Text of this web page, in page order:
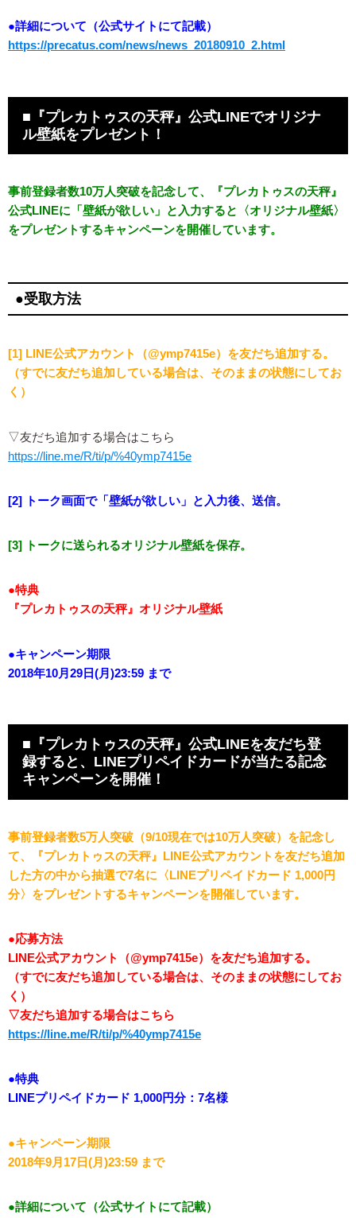
●詳細について（公式サイトにて記載）
https://precatus.com/news/news_20180910_2.html
■『プレカトゥスの天秤』公式LINEでオリジナ
ル壁紙をプレゼント！
事前登録者数10万人突破を記念して、『プレカトゥスの天秤』
公式LINEに「壁紙が欲しい」と入力すると〈オリジナル壁紙〉
をプレゼントするキャンペーンを開催しています。
●受取方法
[1] LINE公式アカウント（@ymp7415e）を友だち追加する。
（すでに友だち追加している場合は、そのままの状態にしてお
く）
▽友だち追加する場合はこちら
https://line.me/R/ti/p/%40ymp7415e
[2] トーク画面で「壁紙が欲しい」と入力後、送信。
[3] トークに送られるオリジナル壁紙を保存。
●特典
『プレカトゥスの天秤』オリジナル壁紙
●キャンペーン期限
2018年10月29日(月)23:59 まで
■『プレカトゥスの天秤』公式LINEを友だち登
録すると、LINEプリペイドカードが当たる記念
キャンペーンを開催！
事前登録者数5万人突破（9/10現在では10万人突破）を記念し
て、『プレカトゥスの天秤』LINE公式アカウントを友だち追加
した方の中から抽選で7名に〈LINEプリペイドカード 1,000円
分〉をプレゼントするキャンペーンを開催しています。
●応募方法
LINE公式アカウント（@ymp7415e）を友だち追加する。
（すでに友だち追加している場合は、そのままの状態にしてお
く）
▽友だち追加する場合はこちら
https://line.me/R/ti/p/%40ymp7415e
●特典
LINEプリペイドカード 1,000円分：7名様
●キャンペーン期限
2018年9月17日(月)23:59 まで
●詳細について（公式サイトにて記載）